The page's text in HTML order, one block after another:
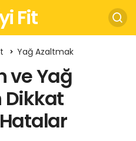
Fit
Yağ Azaltmak
ve Yağ
Dikkat